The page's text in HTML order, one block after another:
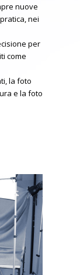
nuove
nei
per
come
la foto
e la foto